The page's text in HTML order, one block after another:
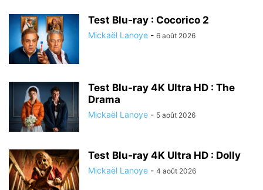
Test Blu-ray : Cocorico 2
Mickaël Lanoye - 6 août 2026
Test Blu-ray 4K Ultra HD : The
Drama
Mickaël Lanoye - 5 août 2026
Test Blu-ray 4K Ultra HD : Dolly
Mickaël Lanoye - 4 août 2026